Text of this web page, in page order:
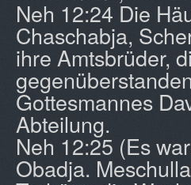
Neh 12:24 Die
Chaschabja,
ihre Amtsbrüder,
Gottesmannes
Abteilung.
Neh 12:25 (Es
Obadja.